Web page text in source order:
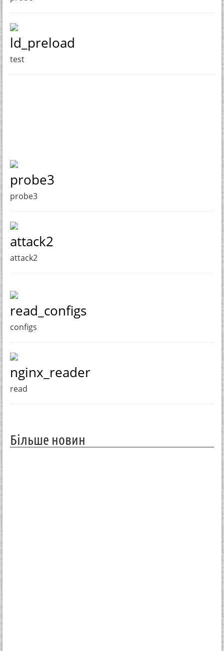
ld_preload
test
probe3
probe3
attack2
attack2
read_configs
configs
nginx_reader
read
Більше новин